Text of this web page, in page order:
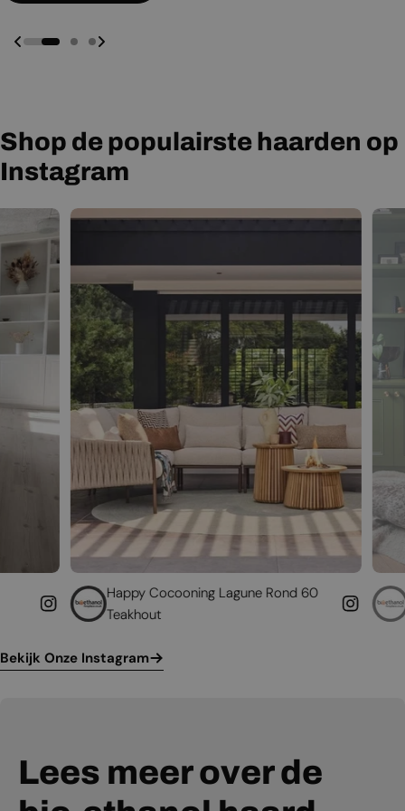
Shop de populairste haarden op
Instagram
Cocooning Lagune Rond 60
Geef uw
Bekijk Onze Instagram
Lees meer over de